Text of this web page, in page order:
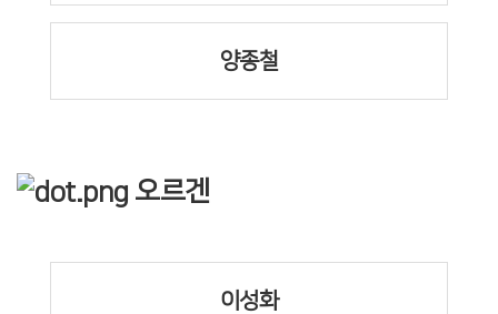
양종철
오르겐
이성화